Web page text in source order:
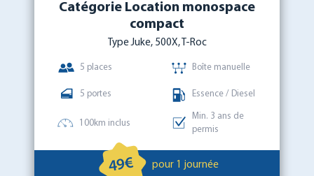
Catégorie Location monospace
compact
Type Juke, 500X, T-Roc
5 places Boîte manuelle
5 portes Essence / Diesel
100km inclus
Min. 3 ans de
permis
49€ pour 1 journée